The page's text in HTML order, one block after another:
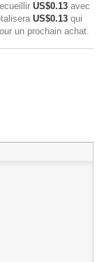
US$0.13 avec
US$0.13 qui
un prochain achat.